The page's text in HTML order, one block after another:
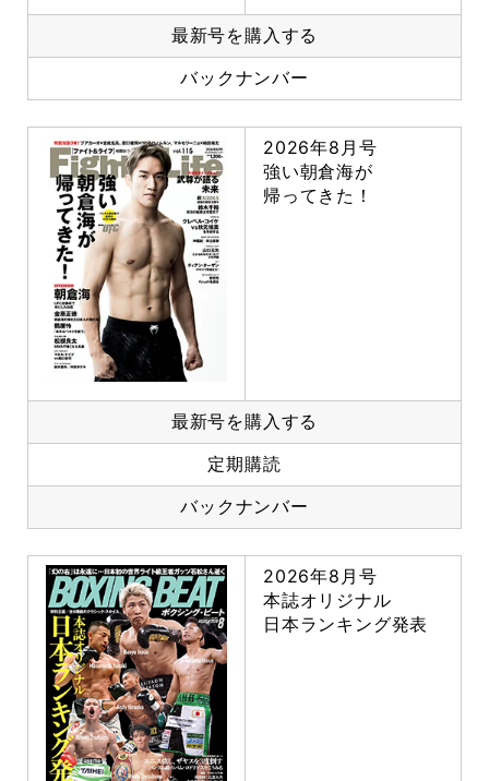
最新号を購入する
バックナンバー
2026年8月号
強い朝倉海が
帰ってきた！
最新号を購入する
定期購読
バックナンバー
2026年8月号
本誌オリジナル
日本ランキング発表